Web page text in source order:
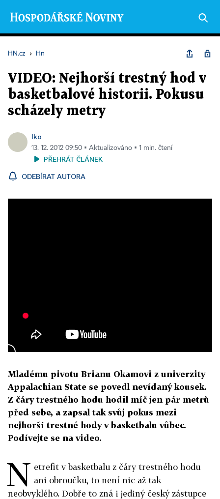
HN.cz › Hn
VIDEO: Nejhorší trestný hod v
basketbalové historii. Pokusu
scházely metry
lko
13. 12. 2012 09:50 ▪ Aktualizováno ▪ 1 min. čtení
PŘEHRÁT ČLÁNEK
ODEBÍRAT AUTORA
Mladému pivotu Brianu Okamovi z univerzity
Appalachian State se povedl nevídaný kousek.
Z čáry trestného hodu hodil míč jen pár metrů
před sebe, a zapsal tak svůj pokus mezi
nejhorší trestné hody v basketbalu vůbec.
Podívejte se na video.
N etrefit v basketbalu z čáry trestného hodu
ani obroučku, to není nic až tak
neobvyklého. Dobře to zná i jediný český zástupce